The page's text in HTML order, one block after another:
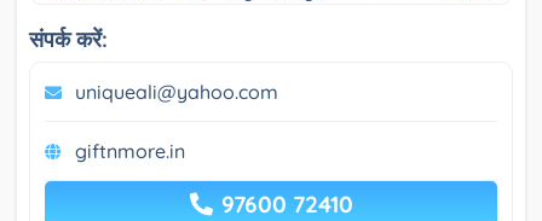
संपर्क करें:
uniqueali@yahoo.com
giftnmore.in
97600 72410